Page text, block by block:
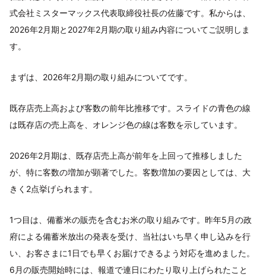
式会社ミスターマックス代表取締役社長の佐藤です。私からは、
2026年2月期と2027年2月期の取り組み内容についてご説明しま
す。
まずは、2026年2月期の取り組みについてです。
既存店売上高および客数の前年比推移です。スライドの青色の線
は既存店の売上高を、オレンジ色の線は客数を示しています。
2026年2月期は、既存店売上高が前年を上回って推移しました
が、特に客数の増加が顕著でした。客数増加の要因としては、大
きく2点挙げられます。
1つ目は、備蓄米の販売を含むお米の取り組みです。昨年5月の政
府による備蓄米放出の発表を受け、当社はいち早く申し込みを行
い、お客さまに1日でも早くお届けできるよう対応を進めました。
6月の販売開始時には、報道で連日にわたり取り上げられたこと